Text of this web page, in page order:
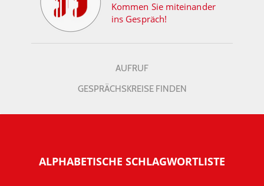
Kommen Sie miteinander
ins Gespräch!
AUFRUF
GESPRÄCHSKREISE FINDEN
ALPHABETISCHE SCHLAGWORTLISTE